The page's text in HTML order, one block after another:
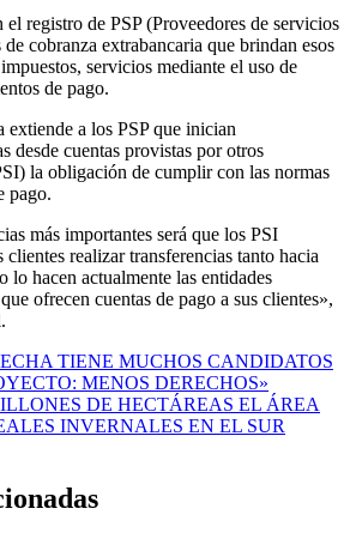
registro de PSP (Proveedores de servicios
de cobranza extrabancaria que brindan esos
servicios mediante el uso de
de pago.
a los PSP que inician
desde cuentas provistas por otros
la obligación de cumplir con las normas
pago.
más importantes será que los PSI
realizar transferencias tanto hacia
hacen actualmente las entidades
ofrecen cuentas de pago a sus clientes»,
TIENE MUCHOS CANDIDATOS
MENOS DERECHOS»
DE HECTÁREAS EL ÁREA
INVERNALES EN EL SUR